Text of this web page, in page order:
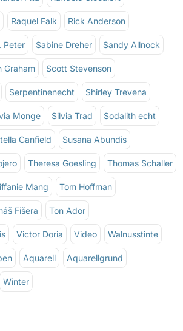
Raquel Falk Rick Anderson
Peter Sabine Dreher Sandy Allnock
Graham Scott Stevenson
Serpentinenecht Shirley Trevena
Monge Silvia Trad Sodalith echt
Canfield Susana Abundis
Theresa Goesling Thomas Schaller
Mang Tom Hoffman
Fišera Ton Ador
Victor Doria Video Walnusstinte
Aquarell Aquarellgrund
Winter